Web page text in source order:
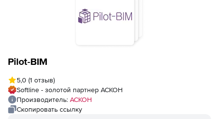
Pilot-BIM
5,0 (1 отзыв)
Softline - золотой партнер АСКОН
Производитель: АСКОН
Скопировать ссылку